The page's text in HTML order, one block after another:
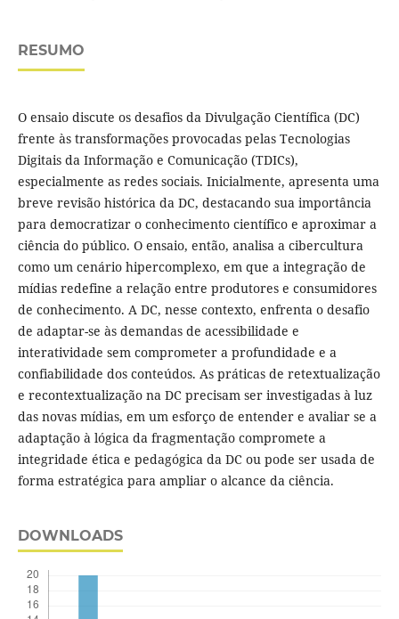
RESUMO
O ensaio discute os desafios da Divulgação Científica (DC)
frente às transformações provocadas pelas Tecnologias
Digitais da Informação e Comunicação (TDICs),
especialmente as redes sociais. Inicialmente, apresenta uma
breve revisão histórica da DC, destacando sua importância
para democratizar o conhecimento científico e aproximar a
ciência do público. O ensaio, então, analisa a cibercultura
como um cenário hipercomplexo, em que a integração de
mídias redefine a relação entre produtores e consumidores
de conhecimento. A DC, nesse contexto, enfrenta o desafio
de adaptar-se às demandas de acessibilidade e
interatividade sem comprometer a profundidade e a
confiabilidade dos conteúdos. As práticas de retextualização
e recontextualização na DC precisam ser investigadas à luz
das novas mídias, em um esforço de entender e avaliar se a
adaptação à lógica da fragmentação compromete a
integridade ética e pedagógica da DC ou pode ser usada de
forma estratégica para ampliar o alcance da ciência.
DOWNLOADS